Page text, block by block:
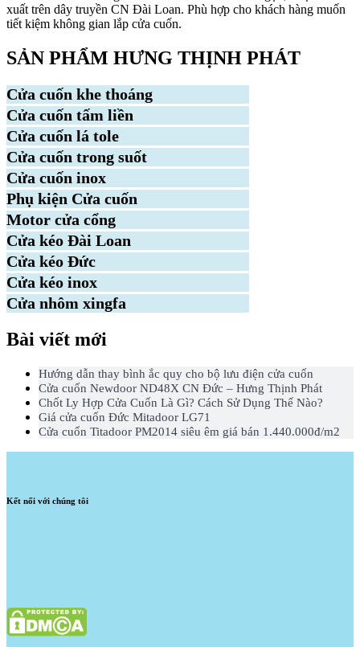
xuất trên dây truyền CN Đài Loan. Phù hợp cho khách hàng muốn
tiết kiệm không gian lắp cửa cuốn.
SẢN PHẨM HƯNG THỊNH PHÁT
Cửa cuốn khe thoáng
Cửa cuốn tấm liền
Cửa cuốn lá tole
Cửa cuốn trong suốt
Cửa cuốn inox
Phụ kiện Cửa cuốn
Motor cửa cổng
Cửa kéo Đài Loan
Cửa kéo Đức
Cửa kéo inox
Cửa nhôm xingfa
Bài viết mới
Hướng dẫn thay bình ắc quy cho bộ lưu điện cửa cuốn
Cửa cuốn Newdoor ND48X CN Đức – Hưng Thịnh Phát
Chốt Ly Hợp Cửa Cuốn Là Gì? Cách Sử Dụng Thế Nào?
Giá cửa cuốn Đức Mitadoor LG71
Cửa cuốn Titadoor PM2014 siêu êm giá bán 1.440.000đ/m2
Kết nối với chúng tôi